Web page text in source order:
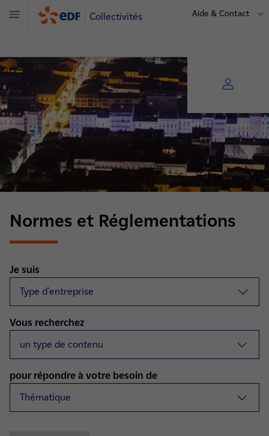
Collectivités Aide & Contact
Menu
Normes et Réglementations
Je suis
Vous recherchez
pour répondre à votre besoin de